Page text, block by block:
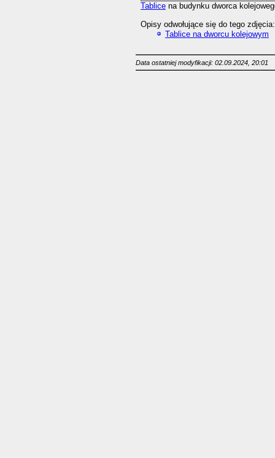
Tablicena budynku dworca
Opisy odwołujące się do tego zdjęcia:
Tablice na dworcu kolejowym
Data ostatniej modyfikacji: 02.09.2024, 20:01